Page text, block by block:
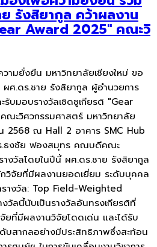
รังสิยากูล คว้าผลงาน
Award 2025" คณะวิ
ามยั่งยืน มหาวิทยาลัยเชียงใหม่ ขอ
ศ.ดร.ชาย รังสิยากูล ผู้อำนวยการ
รับมอบรางวัลเชิดชูเกียรติ "Gear
ณะวิศวกรรมศาสตร์ มหาวิทยาลัย
2568 ณ Hall 2 อาคาร SMC Hub
.ธงชัย ฟองสมุทร คณบดีคณะ
งวัลโดยในปีนี้ ผศ.ดร.ชาย รังสิยากูล
กวิจัยที่มีผลงานยอดเยี่ยม ระดับบุคคล
างวัล: Top Field-Weighted
วัลนี้นับเป็นรางวัลอันทรงเกียรติที่
ยที่มีผลงานวิจัยโดดเด่น และได้รับ
บสากลอย่างมีประสิทธิภาพซึ่งสะท้อน